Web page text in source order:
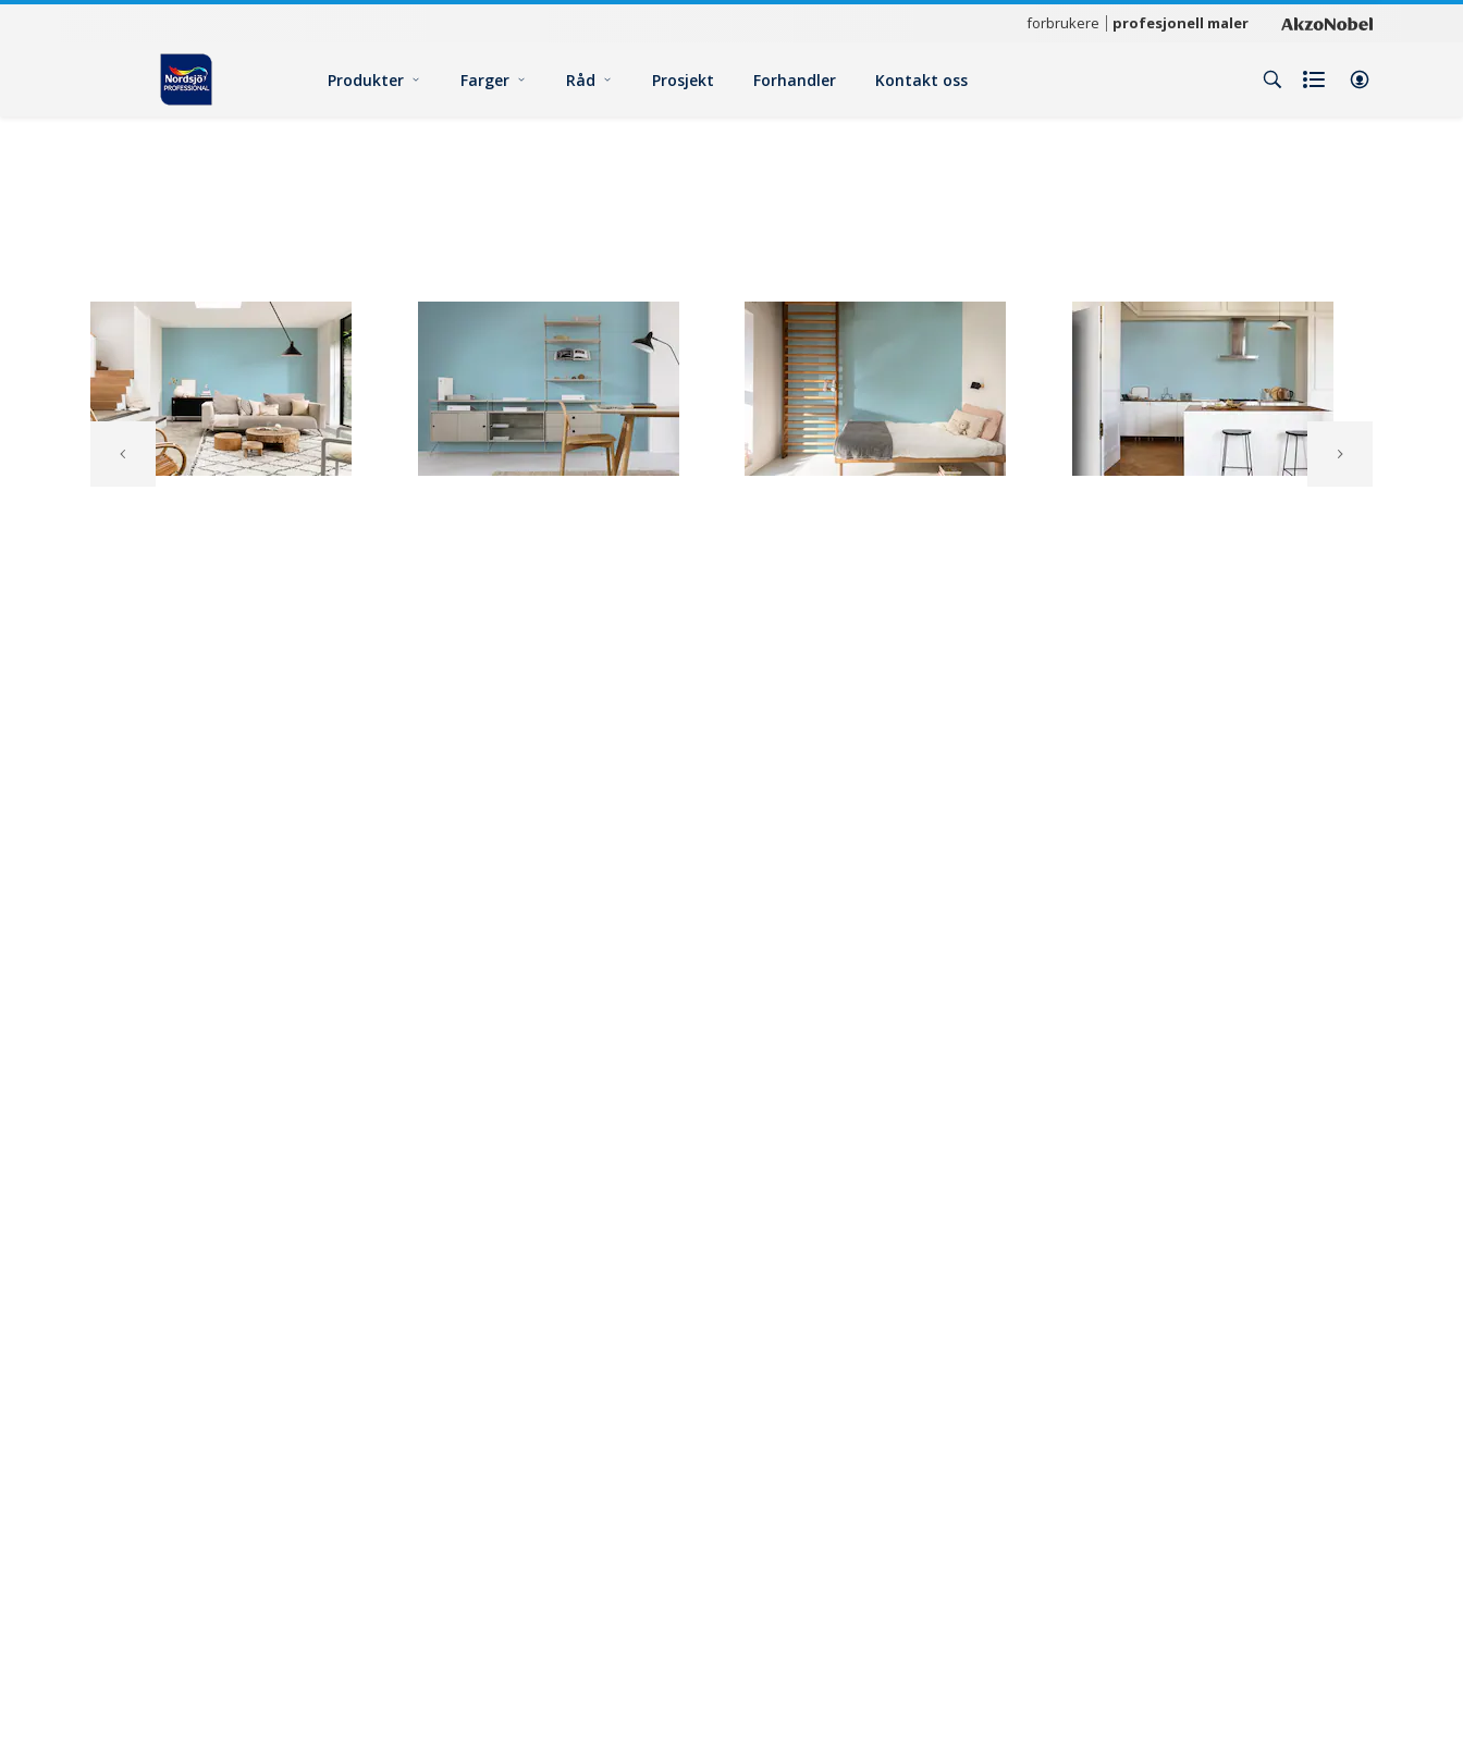
forbrukere profesjonell maler
Produkter Farger Råd Prosjekt Forhandler Kontakt oss